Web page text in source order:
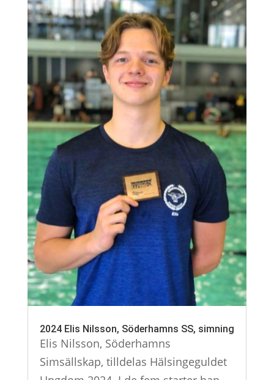
2024 Elis Nilsson, Söderhamns SS, simning
Elis Nilsson, Söderhamns
Simsällskap, tilldelas Hälsingeguldet